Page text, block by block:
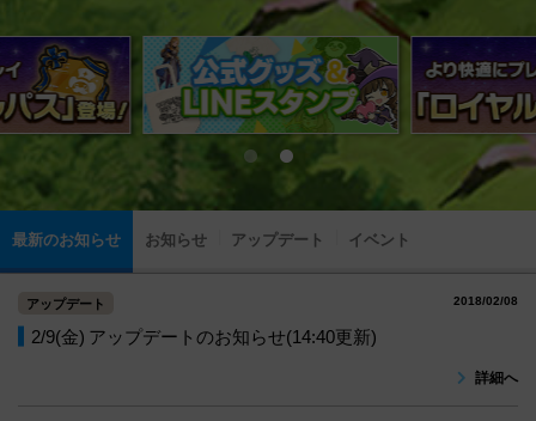
最新のお知らせ お知らせ アップデート イベント
アップデート 2018/02/08
2/9(金) アップデートのお知らせ(14:40更新)
詳細へ